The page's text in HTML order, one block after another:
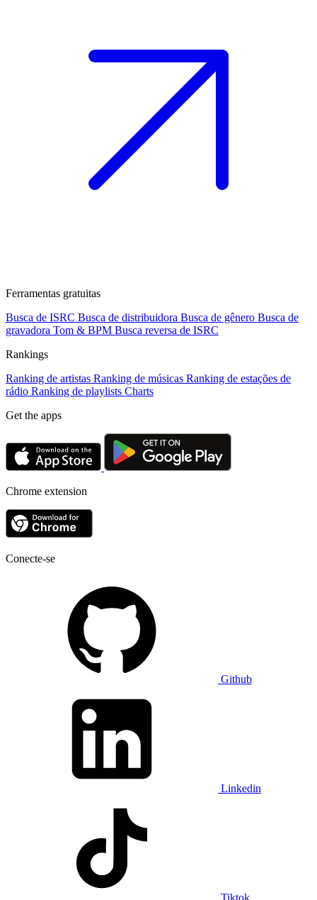
Ferramentas gratuitas
Busca de ISRC Busca de distribuidora Busca de gênero Busca de
gravadora Tom & BPM Busca reversa de ISRC
Rankings
Ranking de artistas Ranking de músicas Ranking de estações de
rádio Ranking de playlists Charts
Get the apps
Chrome extension
Conecte-se
Github
Linkedin
Tiktok